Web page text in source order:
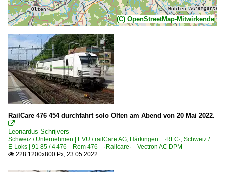
(C) OpenStreetMap-Mitwirkende
RailCare 476 454 durchfahrt solo Olten am Abend von 20 Mai 2022.

Leonardus Schrijvers
Schweiz / Unternehmen | EVU / railCare AG, Härkingen ·RLC·, Schweiz /
E-Loks | 91 85 / 4 476 Rem 476 ·Railcare· Vectron AC DPM
 228 1200x800 Px, 23.05.2022